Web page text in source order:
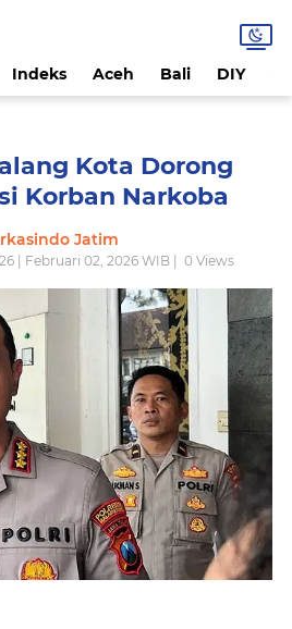
Indeks Aceh Bali DIY
Kota Dorong
Korban Narkoba
Jatim
| Februari 02, 2026 WIB | 0 Views